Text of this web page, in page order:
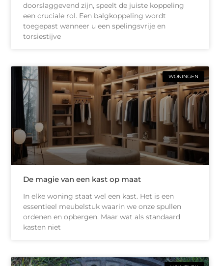
doorslaggevend zijn, speelt de juiste koppeling
een cruciale rol. Een balgkoppeling wordt
toegepast wanneer u een spelingsvrije en
torsiestijve
WONINGEN
De magie van een kast op maat
In elke woning staat wel een kast. Het is een
essentieel meubelstuk waarin we onze spullen
ordenen en opbergen. Maar wat als standaard
kasten niet